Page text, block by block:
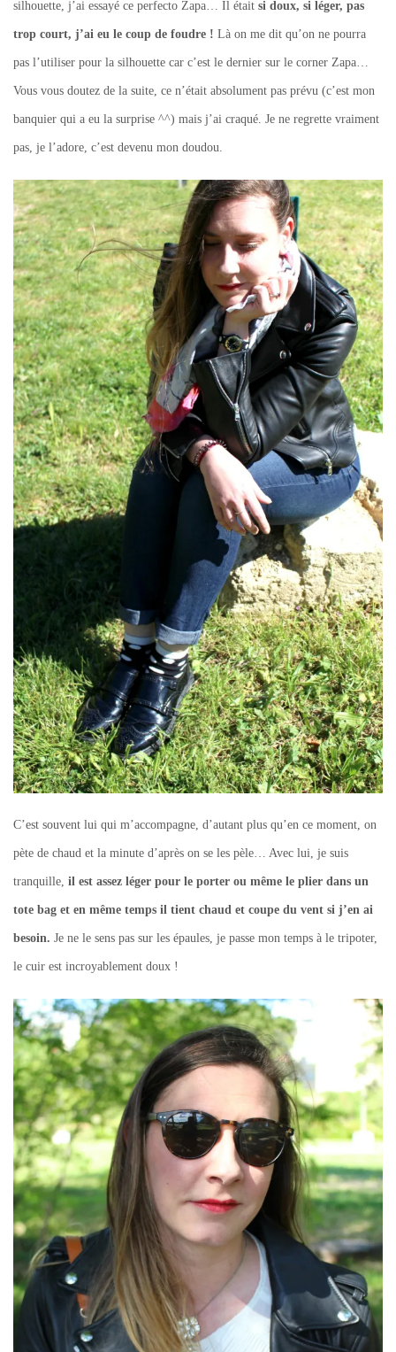
silhouette, j’ai essayé ce perfecto Zapa… Il était si doux, si léger, pas
trop court, j’ai eu le coup de foudre ! Là on me dit qu’on ne pourra
pas l’utiliser pour la silhouette car c’est le dernier sur le corner Zapa…
Vous vous doutez de la suite, ce n’était absolument pas prévu (c’est mon
banquier qui a eu la surprise ^^) mais j’ai craqué. Je ne regrette vraiment
pas, je l’adore, c’est devenu mon doudou.
C’est souvent lui qui m’accompagne, d’autant plus qu’en ce moment, on
pète de chaud et la minute d’après on se les pèle… Avec lui, je suis
tranquille, il est assez léger pour le porter ou même le plier dans un
tote bag et en même temps il tient chaud et coupe du vent si j’en ai
besoin. Je ne le sens pas sur les épaules, je passe mon temps à le tripoter,
le cuir est incroyablement doux !